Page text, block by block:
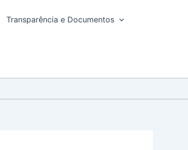
Transparência e Documentos